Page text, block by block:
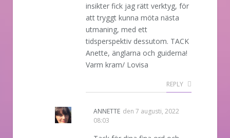
insikter fick jag rätt verktyg, för
att tryggt kunna möta nästa
utmaning, med ett
tidsperspektiv dessutom. TACK
Anette, änglarna och guiderna!
Varm kram/ Lovisa
REPLY
ANNETTE den 7 augusti, 2022
08:03